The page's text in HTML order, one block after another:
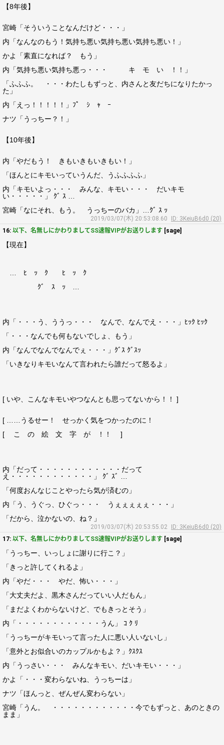
【8年後】
宮崎「そういうことなんだけど・・・」
内「なんなのもう！気持ち悪い気持ち悪い気持ち悪い！」
かよ「素直になれば？ もう」
内「気持ち悪い気持ち悪っ・・・ キ モ い ！！」
「ふふふ。 ・・・わたしもずっと、内さんと友だちになりたかっ
た」
内「えっ！！！！！」ﾌﾟ ｼ ｬ ｰ
ナツ「うっちー？！」
【10年後】
内「やだもう！ きもいきもいきもい！」
「ほんとにキモいっていうんだ、うふふふふ」
内「キモいよっ・・・ みんな、キモい・・・ だいキモ
い・・・・・」 ｸﾞ ｽ …
宮崎「なにそれ、もう。 うっちーのバカ」…ｸﾞ ｽ ｯ
2019/03/07(木) 20:53:08.60
ID: 3KeiuB6d0 (20)
16: 以下、名無しにかわりましてSS速報VIPがお送りします [sage]
【現在】
… ﾋ ｯ ｸ ﾋ ｯ ｸ
ｸﾞ ｽ ｯ …
内「・・・う、ううっ・・・ なんで、なんでえ・・・」ﾋｯｸ ﾋｯｸ
「・・・なんでも何もないでしょ、もう」
内「なんでなんでなんでぇ・・・」ｸﾞｽ ｸﾞｽｯ
「いきなりキモいなんて言われたら誰だって怒るよ」
[ いや、こんなキモいやつなんとも思ってないから！！ ]
[ ……うるせー！ せっかく気をつかったのに！
[ こ の 絵 文 字 が ！！ ]
内「だって・・・・・・・・・・・・だって
え・・・・・・・・・・・・」 ｸﾞ ｽﾞ …
「何度おんなじことやったら気が済むの」
内「う、うぐっ、ひぐっ・・・ うぇぇぇぇぇ・・・」
「だから、泣かないの、ね？」
2019/03/07(木) 20:53:55.02
ID: 3KeiuB6d0 (20)
17: 以下、名無しにかわりましてSS速報VIPがお送りします [sage]
「うっちー、いっしょに謝りに行こ？」
「きっと許してくれるよ」
内「やだ・・・ やだ、怖い・・・」
「大丈夫だよ、黒木さんだっていい人だもん」
「まだよくわからないけど、でもきっとそう」
内「・・・・・・・・・・・・うん」 ｺ ｸ ﾘ
「うっちーがキモいって言った人に悪い人いないし」
「意外とお似合いのカップルかもよ？」ｸｽｸｽ
内「うっさい・・・ みんなキモい、だいキモい・・・」
かよ「・・・変わらないね、うっちーは」
ナツ「ほんっと、ぜんぜん変わらない」
宮崎「うん。 ・・・・・・・・・・・・今でもずっと、あのときの
まま」